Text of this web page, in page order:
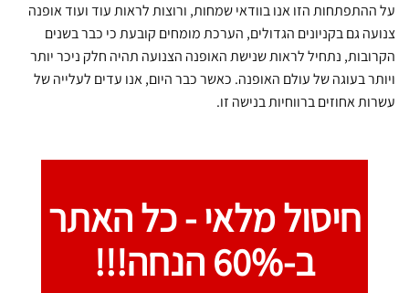
על ההתפתחות הזו אנו בוודאי שמחות, ורוצות לראות עוד ועוד אופנה
צנועה גם בקניונים הגדולים, הערכת מומחים קובעת כי כבר בשנים
הקרובות, נתחיל לראות שנישת האופנה הצנועה תהיה חלק ניכר יותר
ויותר בעוגה של עולם האופנה. כאשר כבר היום, אנו עדים לעלייה של
עשרות אחוזים ברווחיות בנישה זו.
חיסול מלאי -כל האתר
ב-60% הנחה!!!